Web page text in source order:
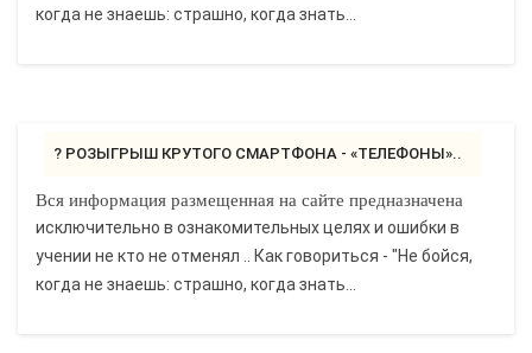
когда не знаешь: страшно, когда знать...
? РОЗЫГРЫШ КРУТОГО СМАРТФОНА - «ТЕЛЕФОНЫ»..
Вся информация размещенная на сайте предназначена
исключительно в ознакомительных целях и ошибки в
учении не кто не отменял .. Как говориться - "Не бойся,
когда не знаешь: страшно, когда знать...